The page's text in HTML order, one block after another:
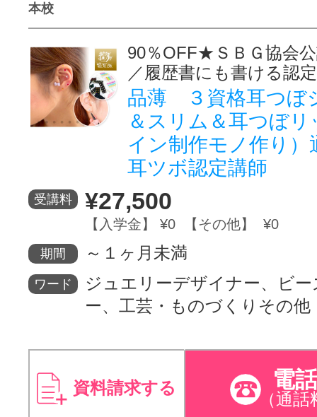
本校
90％OFF★ＳＢＧ協会
／履歴書にも書ける認
品薄 ３資格耳つぼ
＆スリム＆耳つぼ
イン制作モノ作り
耳ツボ認定講師
受講料 ¥27,500
【入学金】 ¥0 【その他】 ¥0
期間 ～１ヶ月未満
ワード
ジュエリーデザイナー、ビ
ー、工芸・ものづくりその他
資料請求する 電
（通話